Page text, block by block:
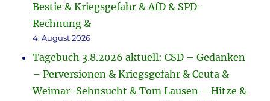
Bestie & Kriegsgefahr & AfD & SPD-
Rechnung &
4. August 2026
Tagebuch 3.8.2026 aktuell: CSD – Gedanken
– Perversionen & Kriegsgefahr & Ceuta &
Weimar-Sehnsucht & Tom Lausen – Hitze &